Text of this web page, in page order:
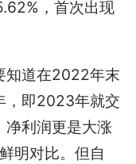
，首次出现
知道在2022年末
，即2023年就交
净利润更是大涨
明对比。但自